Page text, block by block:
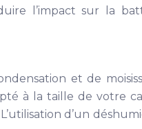
l’impact sur la
et de
à la taille de votre
d’un